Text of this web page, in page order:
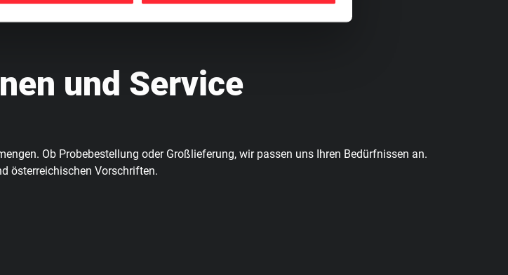
und Service
Ob Probebestellung oder Großlieferung, wir passen uns Ihren Bedürfnissen an.
österreichischen Vorschriften.